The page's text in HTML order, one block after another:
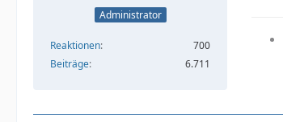
Administrator
Reaktionen
700
Beiträge
6.711